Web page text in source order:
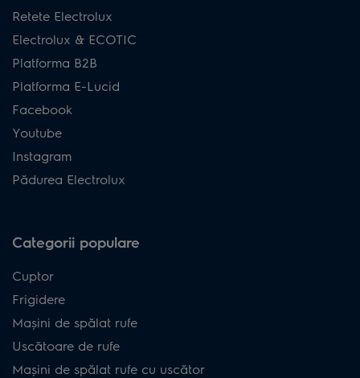
Retete Electrolux
Electrolux & ECOTIC
Platforma B2B
Platforma E-Lucid
Facebook
Youtube
Instagram
Pădurea Electrolux
Categorii populare
Cuptor
Frigidere
Mașini de spălat rufe
Uscătoare de rufe
Mașini de spălat rufe cu uscător